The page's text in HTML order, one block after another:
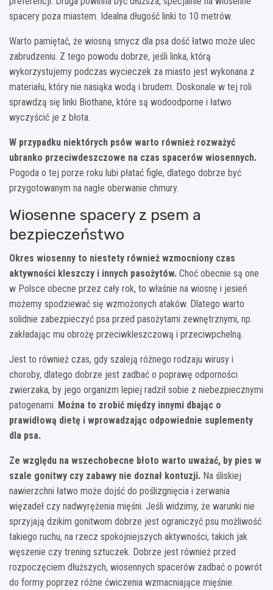
spacery poza miastem. Idealna długość linki to 10 metrów.
Warto pamiętać, że wiosną smycz dla psa dość łatwo może ulec
zabrudzeniu. Z tego powodu dobrze, jeśli linka, którą
wykorzystujemy podczas wycieczek za miasto jest wykonana z
materiału, który nie nasiąka wodą i brudem. Doskonale w tej roli
sprawdzą się linki Biothane, które są wodoodporne i łatwo
wyczyścić je z błota.
W przypadku niektórych psów warto również rozważyć
ubranko przeciwdeszczowe na czas spacerów wiosennych.
Pogoda o tej porze roku lubi płatać figle, dlatego dobrze być
przygotowanym na nagłe oberwanie chmury.
Wiosenne spacery z psem a
bezpieczeństwo
Okres wiosenny to niestety również wzmocniony czas
aktywności kleszczy i innych pasożytów. Choć obecnie są one
w Polsce obecne przez cały rok, to właśnie na wiosnę i jesień
możemy spodziewać się wzmożonych ataków. Dlatego warto
solidnie zabezpieczyć psa przed pasożytami zewnętrznymi, np.
zakładając mu obrożę przeciwkleszczową i przeciwpchelną.
Jest to również czas, gdy szaleją różnego rodzaju wirusy i
choroby, dlatego dobrze jest zadbać o poprawę odporności
zwierzaka, by jego organizm lepiej radził sobie z niebezpiecznymi
patogenami. Można to zrobić między innymi dbając o
prawidłową dietę i wprowadzając odpowiednie suplementy
dla psa.
Ze względu na wszechobecne błoto warto uważać, by pies w
szale gonitwy czy zabawy nie doznał kontuzji. Na śliskiej
nawierzchni łatwo może dojść do poślizgnięcia i zerwania
więzadeł czy nadwyrężenia mięśni. Jeśli widzimy, że warunki nie
sprzyjają dzikim gonitwom dobrze jest ograniczyć psu możliwość
takiego ruchu, na rzecz spokojniejszych aktywności, takich jak
węszenie czy trening sztuczek. Dobrze jest również przed
rozpoczęciem dłuższych, wiosennych spacerów zadbać o powrót
do formy poprzez różne ćwiczenia wzmacniające mięśnie.